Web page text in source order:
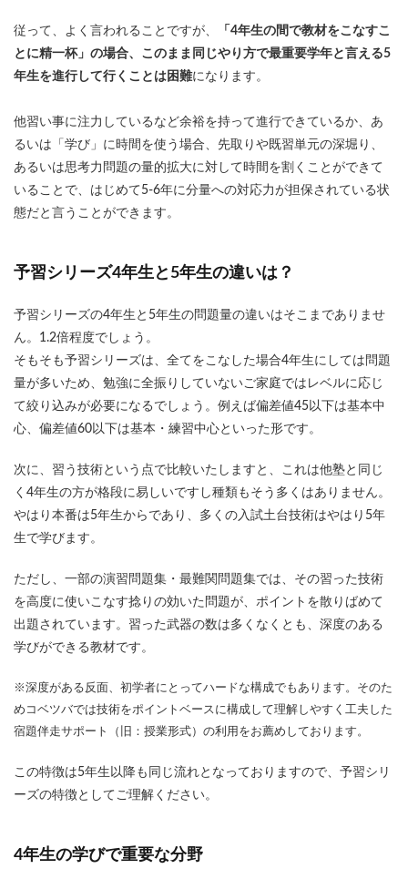
従って、よく言われることですが、
「4年生の間で教材をこなすこ
とに精一杯」の場合、このまま同じやり方で最重要学年と言える5
年生を進行して行くことは困難になります。
他習い事に注力しているなど余裕を持って進行できているか、あ
るいは「学び」に時間を使う場合、先取りや既習単元の深堀り、
あるいは思考力問題の量的拡大に対して時間を割くことができて
いることで、はじめて5-6年に分量への対応力が担保されている状
態だと言うことができます。
予習シリーズ4年生と5年生の違いは？
予習シリーズの4年生と5年生の問題量の違いはそこまでありませ
ん。1.2倍程度でしょう。
そもそも予習シリーズは、 全てをこなした場合4年生にしては問題
量が多いため、勉強に全振りしていないご家庭ではレベルに応じ
て絞り込みが必要になるでしょう。例えば偏差値45以下は基本中
心、偏差値60以下は基本・練習中心といった形です。
次に、習う技術という点で比較いたしますと、これは他塾と同じ
く4年生の方が格段に易しいですし種類もそう多くはありません。
やはり本番は5年生からであり、多くの入試土台技術はやはり5年
生で学びます。
ただし、一部の演習問題集・最難関問題集では、その習った技術
を高度に使いこなす捻りの効いた問題が、ポイントを散りばめて
出題されています。習った武器の数は多くなくとも、深度のある
学びができる教材です。
※深度がある反面、初学者にとってハードな構成でもあります。そのた
めコベツバでは技術をポイントベースに構成して理解しやすく工夫した
宿題伴走サポート（旧：授業形式）の利用をお薦めしております。
この特徴は5年生以降も同じ流れとなっておりますので、予習シリ
ーズの特徴としてご理解ください。
4年生の学びで重要な分野